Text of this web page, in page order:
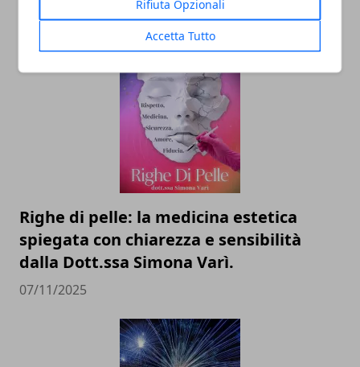
Rifiuta Opzionali
Accetta Tutto
dell’identità perduta
Righe di pelle: la medicina estetica
spiegata con chiarezza e sensibilità
dalla Dott.ssa Simona Varì.
07/11/2025